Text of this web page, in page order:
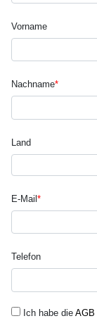
Vorname
Nachname*
Land
E-Mail*
Telefon
Ich habe die AGB